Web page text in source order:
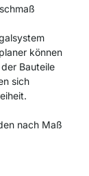
können
Bauteile
sich
nach Maß